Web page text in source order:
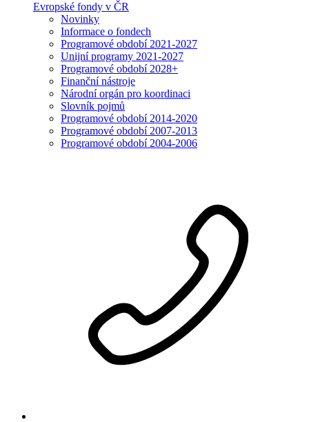
Evropské fondy v ČR
Novinky
Informace o fondech
Programové období 2021-2027
Unijní programy 2021-2027
Programové období 2028+
Finanční nástroje
Národní orgán pro koordinaci
Slovník pojmů
Programové období 2014-2020
Programové období 2007-2013
Programové období 2004-2006